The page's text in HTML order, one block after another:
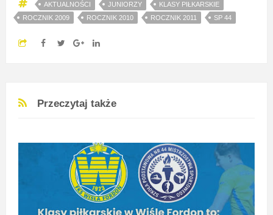
AKTUALNOŚCI JUNIORZY
KLASY PIŁKARSKIE
ROCZNIK 2009
ROCZNIK 2010 ROCZNIK 2011 SP 44
Przeczytaj także